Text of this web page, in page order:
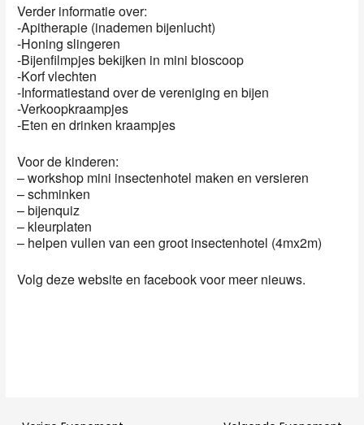
Verder informatie over:
-Apitherapie (inademen bijenlucht)
-Honing slingeren
-Bijenfilmpjes bekijken in mini bioscoop
-Korf vlechten
-Informatiestand over de vereniging en bijen
-Verkoopkraampjes
-Eten en drinken kraampjes
Voor de kinderen:
– workshop mini insectenhotel maken en versieren
– schminken
– bijenquiz
– kleurplaten
– helpen vullen van een groot insectenhotel (4mx2m)
Volg deze website en facebook voor meer nieuws.